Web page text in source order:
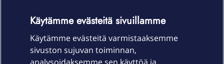
Käytämme evästeitä sivuillamme
Käytämme evästeitä varmistaaksemme
sivuston sujuvan toiminnan,